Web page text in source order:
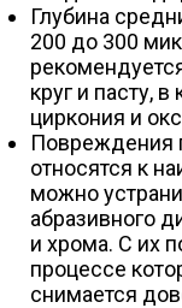
Глубина
200 до 300
круг и пасту,
циркония и
Повреждения
относятся к
можно
абразивного
и хрома. С их
процессе
снимается